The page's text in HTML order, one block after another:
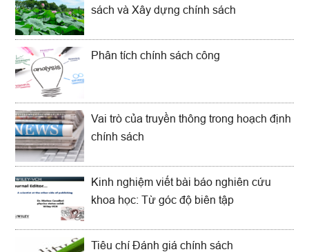
sách và Xây dựng chính sách
Phân tích chính sách công
Vai trò của truyền thông trong hoạch định
chính sách
Kinh nghiệm viết bài báo nghiên cứu
khoa học: Từ góc độ biên tập
Tiêu chí Đánh giá chính sách